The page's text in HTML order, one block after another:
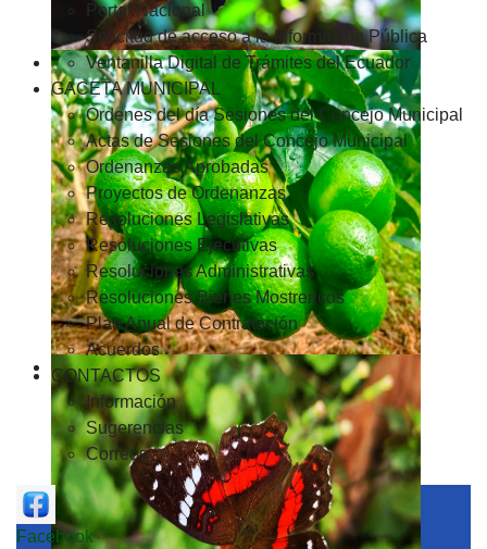
Portal Nacional
Solicitud de acceso a la Información Pública
Ventanilla Digital de Trámites del Ecuador
GACETA MUNICIPAL
Ordenes del día Sesiones del Concejo Municipal
Actas de Sesiones del Concejo Municipal
Ordenanzas Aprobadas
Proyectos de Ordenanzas
Resoluciones Legislativas
Resoluciones Ejecutivas
Resoluciones Administrativas
Resoluciones Bienes Mostrencos
Plan Anual de Contratación
Acuerdos
CONTACTOS
Información
Sugerencias
Correos
Facebook